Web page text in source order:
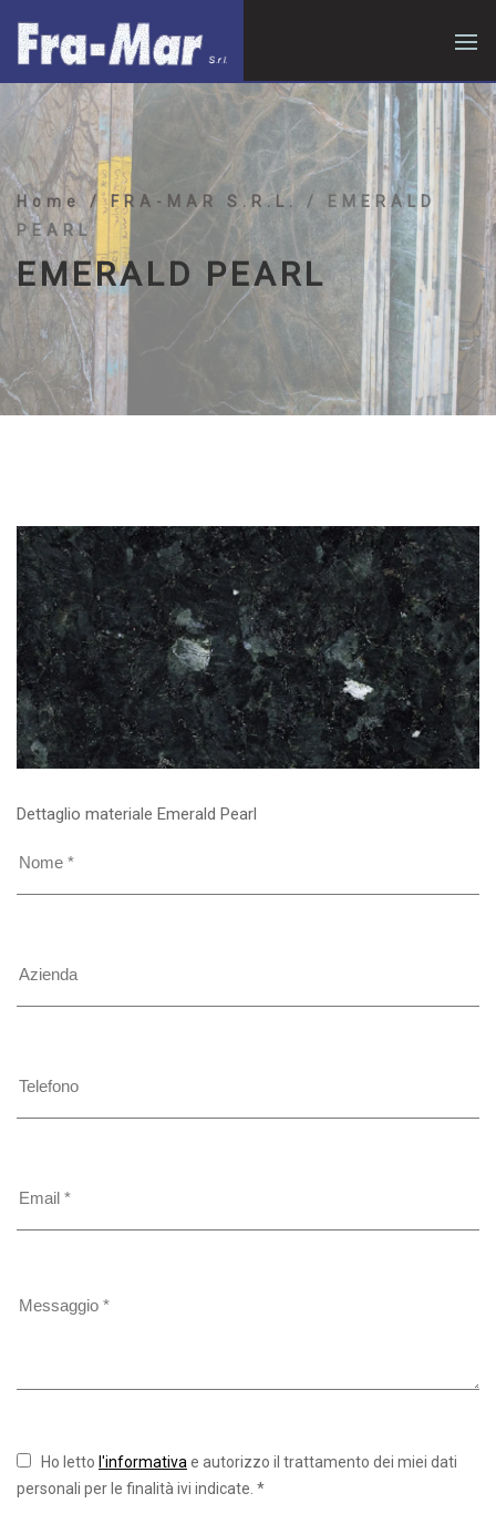
Home / FRA-MAR S.R.L. / EMERALD
PEARL
EMERALD PEARL
Dettaglio materiale Emerald Pearl
Ho letto l'informativa e autorizzo il trattamento dei miei dati
personali per le finalità ivi indicate. *